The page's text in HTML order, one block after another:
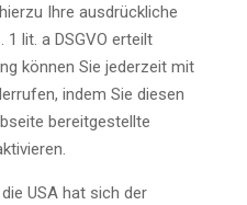
Ihre ausdrückliche
1 lit. a DSGVO erteilt
können Sie jederzeit mit
indem Sie diesen
bereitgestellte
USA hat sich der